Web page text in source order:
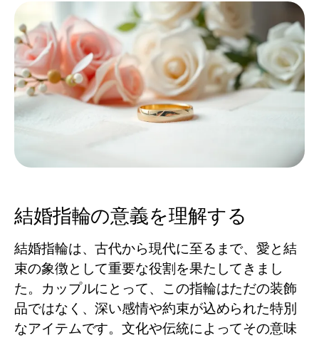
結婚指輪の意義を理解する
結婚指輪は、古代から現代に至るまで、愛と結
束の象徴として重要な役割を果たしてきまし
た。カップルにとって、この指輪はただの装飾
品ではなく、深い感情や約束が込められた特別
なアイテムです。文化や伝統によってその意味